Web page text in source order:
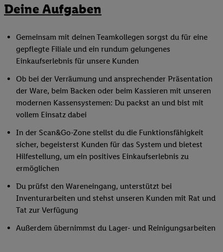
Deine Aufgaben
Gemeinsam mit deinen Teamkollegen sorgst du für eine
gepflegte Filiale und ein rundum gelungenes
Einkaufserlebnis für unsere Kunden
Ob bei der Verräumung und ansprechender Präsentation
der Ware, beim Backen oder beim Kassieren mit unseren
modernen Kassensystemen: Du packst an und bist mit
vollem Einsatz dabei
In der Scan&Go-Zone stellst du die Funktionsfähigkeit
sicher, begeisterst Kunden für das System und bietest
Hilfestellung, um ein positives Einkaufserlebnis zu
ermöglichen
Du prüfst den Wareneingang, unterstützt bei
Inventurarbeiten und stehst unseren Kunden mit Rat und
Tat zur Verfügung
Außerdem übernimmst du Lager- und Reinigungsarbeiten